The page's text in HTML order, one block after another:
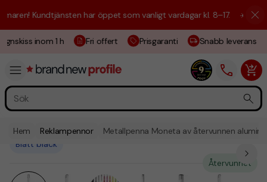
Kundtjänsten har öppet som vanligt vardagar kl. 8–17. ☀️ Vi är
inom 1 h Fri offert Prisgaranti Snabb leverans
Hem Reklampennor Metallpenna Moneta av återvunnen
Återvunnet
Blått bläck